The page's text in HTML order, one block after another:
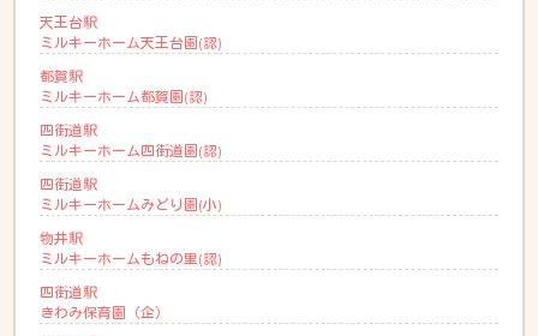
天王台駅
ミルキーホーム天王台園(認)
都賀駅
ミルキーホーム都賀園(認)
四街道駅
ミルキーホーム四街道園(認)
四街道駅
ミルキーホームみどり園(小)
物井駅
ミルキーホームもねの里(認)
四街道駅
きわみ保育園（企）